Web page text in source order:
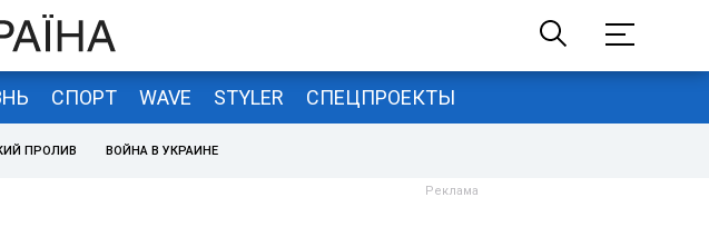
СПОРТ WAVE STYLER СПЕЦПРОЕКТЫ
ПРОЛИВ ВОЙНА В УКРАИНЕ